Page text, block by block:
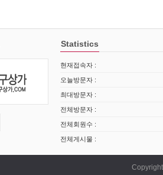
Statistics
현재접속자 :
오늘방문자 :
최대방문자 :
전체방문자 :
전체회원수 :
전체게시물 :